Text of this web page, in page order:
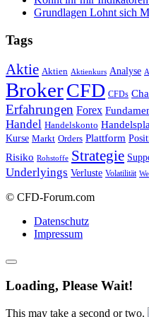
Grundlagen Lohnt sich
Tags
Aktie Aktien Aktienkurs Analyse
BrokerCFD CFDs
Erfahrungen Forex
Handel Handelskonto
Kurse Markt Orders Plattform
Risiko Rohstoffe Strategie
Underlyings Verluste Volatilität
© CFD-Forum.com
Datenschutz
Impressum
Loading, Please Wait!
This may take a second or two.